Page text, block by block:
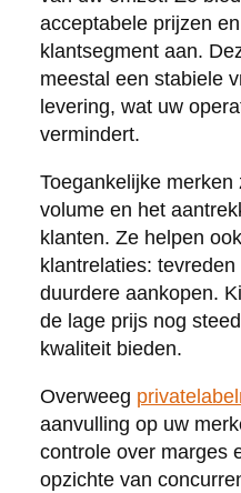
acceptabele prijzen
klantsegment aan.
meestal een stabiele
levering, wat uw
vermindert.
Toegankelijke
volume en het
klanten. Ze helpen
klantrelaties:
duurdere aankopen.
de lage prijs nog
kwaliteit bieden.
Overweeg
aanvulling op uw
controle over marges
opzichte van